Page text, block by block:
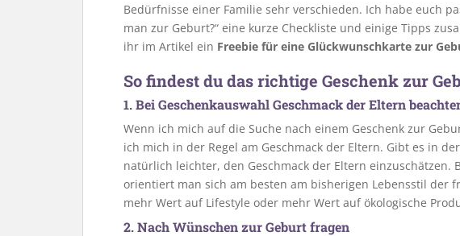
Bedürfnisse einer Familie sehr verschieden. Ich habe euch
man zur Geburt?“ eine kurze Checkliste und einige Tipps
ihr im Artikel ein Freebie für eine Glückwunschkarte zur
So findest du das richtige Geschenk zur
1. Bei Geschenkauswahl Geschmack der Eltern
Wenn ich mich auf die Suche nach einem Geschenk zur
ich mich in der Regel am Geschmack der Eltern. Gibt es in
natürlich leichter, den Geschmack der Eltern einzuschätzen.
orientiert man sich am besten am bisherigen Lebensstil der
mehr Wert auf Lifestyle oder mehr Wert auf ökologische
2. Nach Wünschen zur Geburt fragen